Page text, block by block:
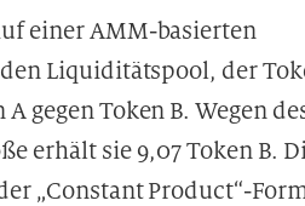
einer AMM-basierten
Liquiditätspool, der
gegen Token B. Wegen
erhält sie 9,07 Token B.
„Constant Product“-